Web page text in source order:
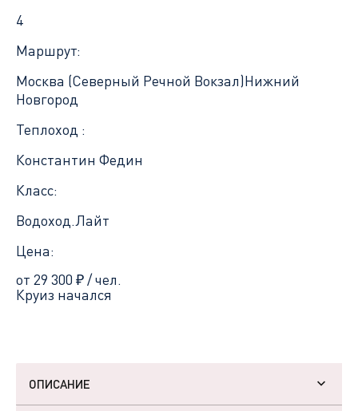
4
Маршрут:
Москва (Северный Речной Вокзал)Нижний
Новгород
Теплоход :
Константин Федин
Класс:
Водоход.Лайт
Цена:
от 29 300 ₽/ чел.
Круиз начался
ОПИСАНИЕ